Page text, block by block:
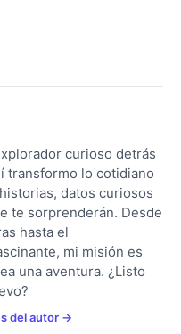
curioso detrás
transformo lo cotidiano
datos curiosos
te sorprenderán. Desde
hasta el
mi misión es
una aventura. ¿Listo
del autor